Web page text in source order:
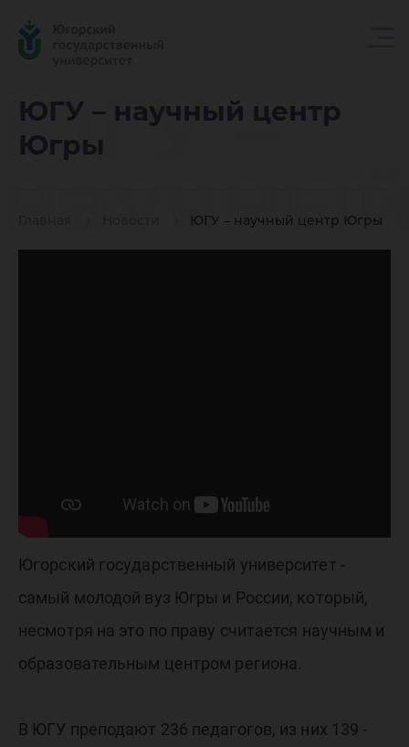
ЮГУ – научный центр
Югры
ЮГУ – научный центр Югры
ЮГУ –
центр
Югорский государственный университет -
самый молодой вуз Югры и России, который,
несмотря на это по праву считается научным и
образовательным центром региона.
В ЮГУ преподают 236 педагогов, из них 139 -